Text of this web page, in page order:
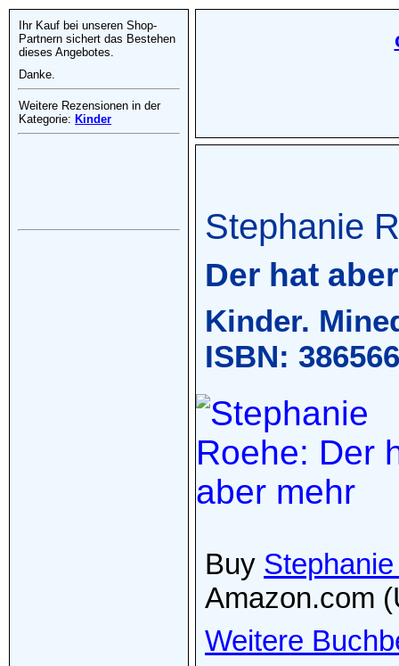
Stephanie
Der hat
Kinder.
ISBN:
Buy
Amazon.com
Weitere
Ihr Kauf bei unseren Shop-
Partnern sichert das Bestehen
dieses Angebotes.
Danke.
Weitere Rezensionen in der
Kategorie: Kinder